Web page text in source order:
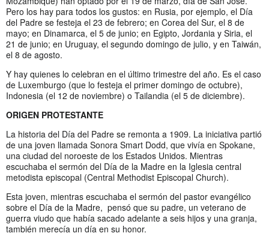
Pero los hay para todos los gustos: en Rusia, por ejemplo, el Día
del Padre se festeja el 23 de febrero; en Corea del Sur, el 8 de
mayo; en Dinamarca, el 5 de junio; en Egipto, Jordania y Siria, el
21 de junio; en Uruguay, el segundo domingo de julio, y en Taiwán,
el 8 de agosto.
Y hay quienes lo celebran en el último trimestre del año. Es el caso
de Luxemburgo (que lo festeja el primer domingo de octubre),
Indonesia (el 12 de noviembre) o Tailandia (el 5 de diciembre).
ORIGEN PROTESTANTE
La historia del Día del Padre se remonta a 1909. La iniciativa partió
de una joven llamada Sonora Smart Dodd, que vivía en Spokane,
una ciudad del noroeste de los Estados Unidos. Mientras
escuchaba el sermón del Día de la Madre en la Iglesia central
metodista episcopal (Central Methodist Episcopal Church).
Esta joven, mientras escuchaba el sermón del pastor evangélico
sobre el Día de la Madre, pensó que su padre, un veterano de
guerra viudo que había sacado adelante a seis hijos y una granja,
también merecía un día en su honor.